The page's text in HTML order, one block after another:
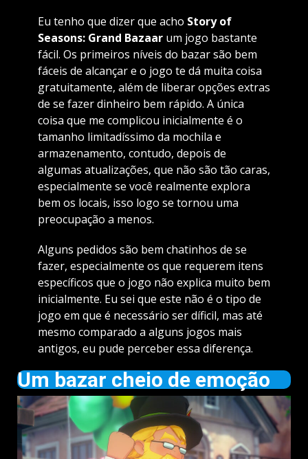
Eu tenho que dizer que acho Story of
Seasons: Grand Bazaar um jogo bastante
fácil. Os primeiros níveis do bazar são bem
fáceis de alcançar e o jogo te dá muita coisa
gratuitamente, além de liberar opções extras
de se fazer dinheiro bem rápido. A única
coisa que me complicou inicialmente é o
tamanho limitadíssimo da mochila e
armazenamento, contudo, depois de
algumas atualizações, que não são tão caras,
especialmente se você realmente explora
bem os locais, isso logo se tornou uma
preocupação a menos.
Alguns pedidos são bem chatinhos de se
fazer, especialmente os que requerem itens
específicos que o jogo não explica muito bem
inicialmente. Eu sei que este não é o tipo de
jogo em que é necessário ser díficil, mas até
mesmo comparado a alguns jogos mais
antigos, eu pude perceber essa diferença.
Um bazar cheio de emoção